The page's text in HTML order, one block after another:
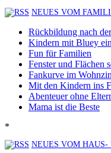
NEUES VOM
Rückbildung nach
Kindern mit Bluey
Fun für Familien
Fenster und Flächen
Fankurve im
Mit den Kindern ins
Abenteuer ohne
Mama ist die Beste
*
NEUES VOM HAUS-